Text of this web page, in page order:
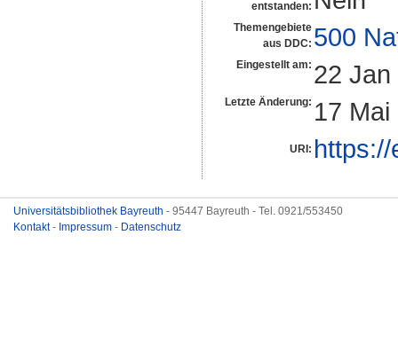
entstanden:
Themengebiete
aus DDC: 500
Eingestellt am: 22
Letzte Änderung: 17
URI:
Universitätsbibliothek Bayreuth - 95447 Bayreuth - Tel. 0921/553450
Kontakt- Impressum - Datenschutz